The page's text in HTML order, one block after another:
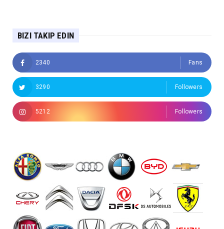
BIZI TAKIP EDIN
2340 Fans
3290 Followers
5212 Followers